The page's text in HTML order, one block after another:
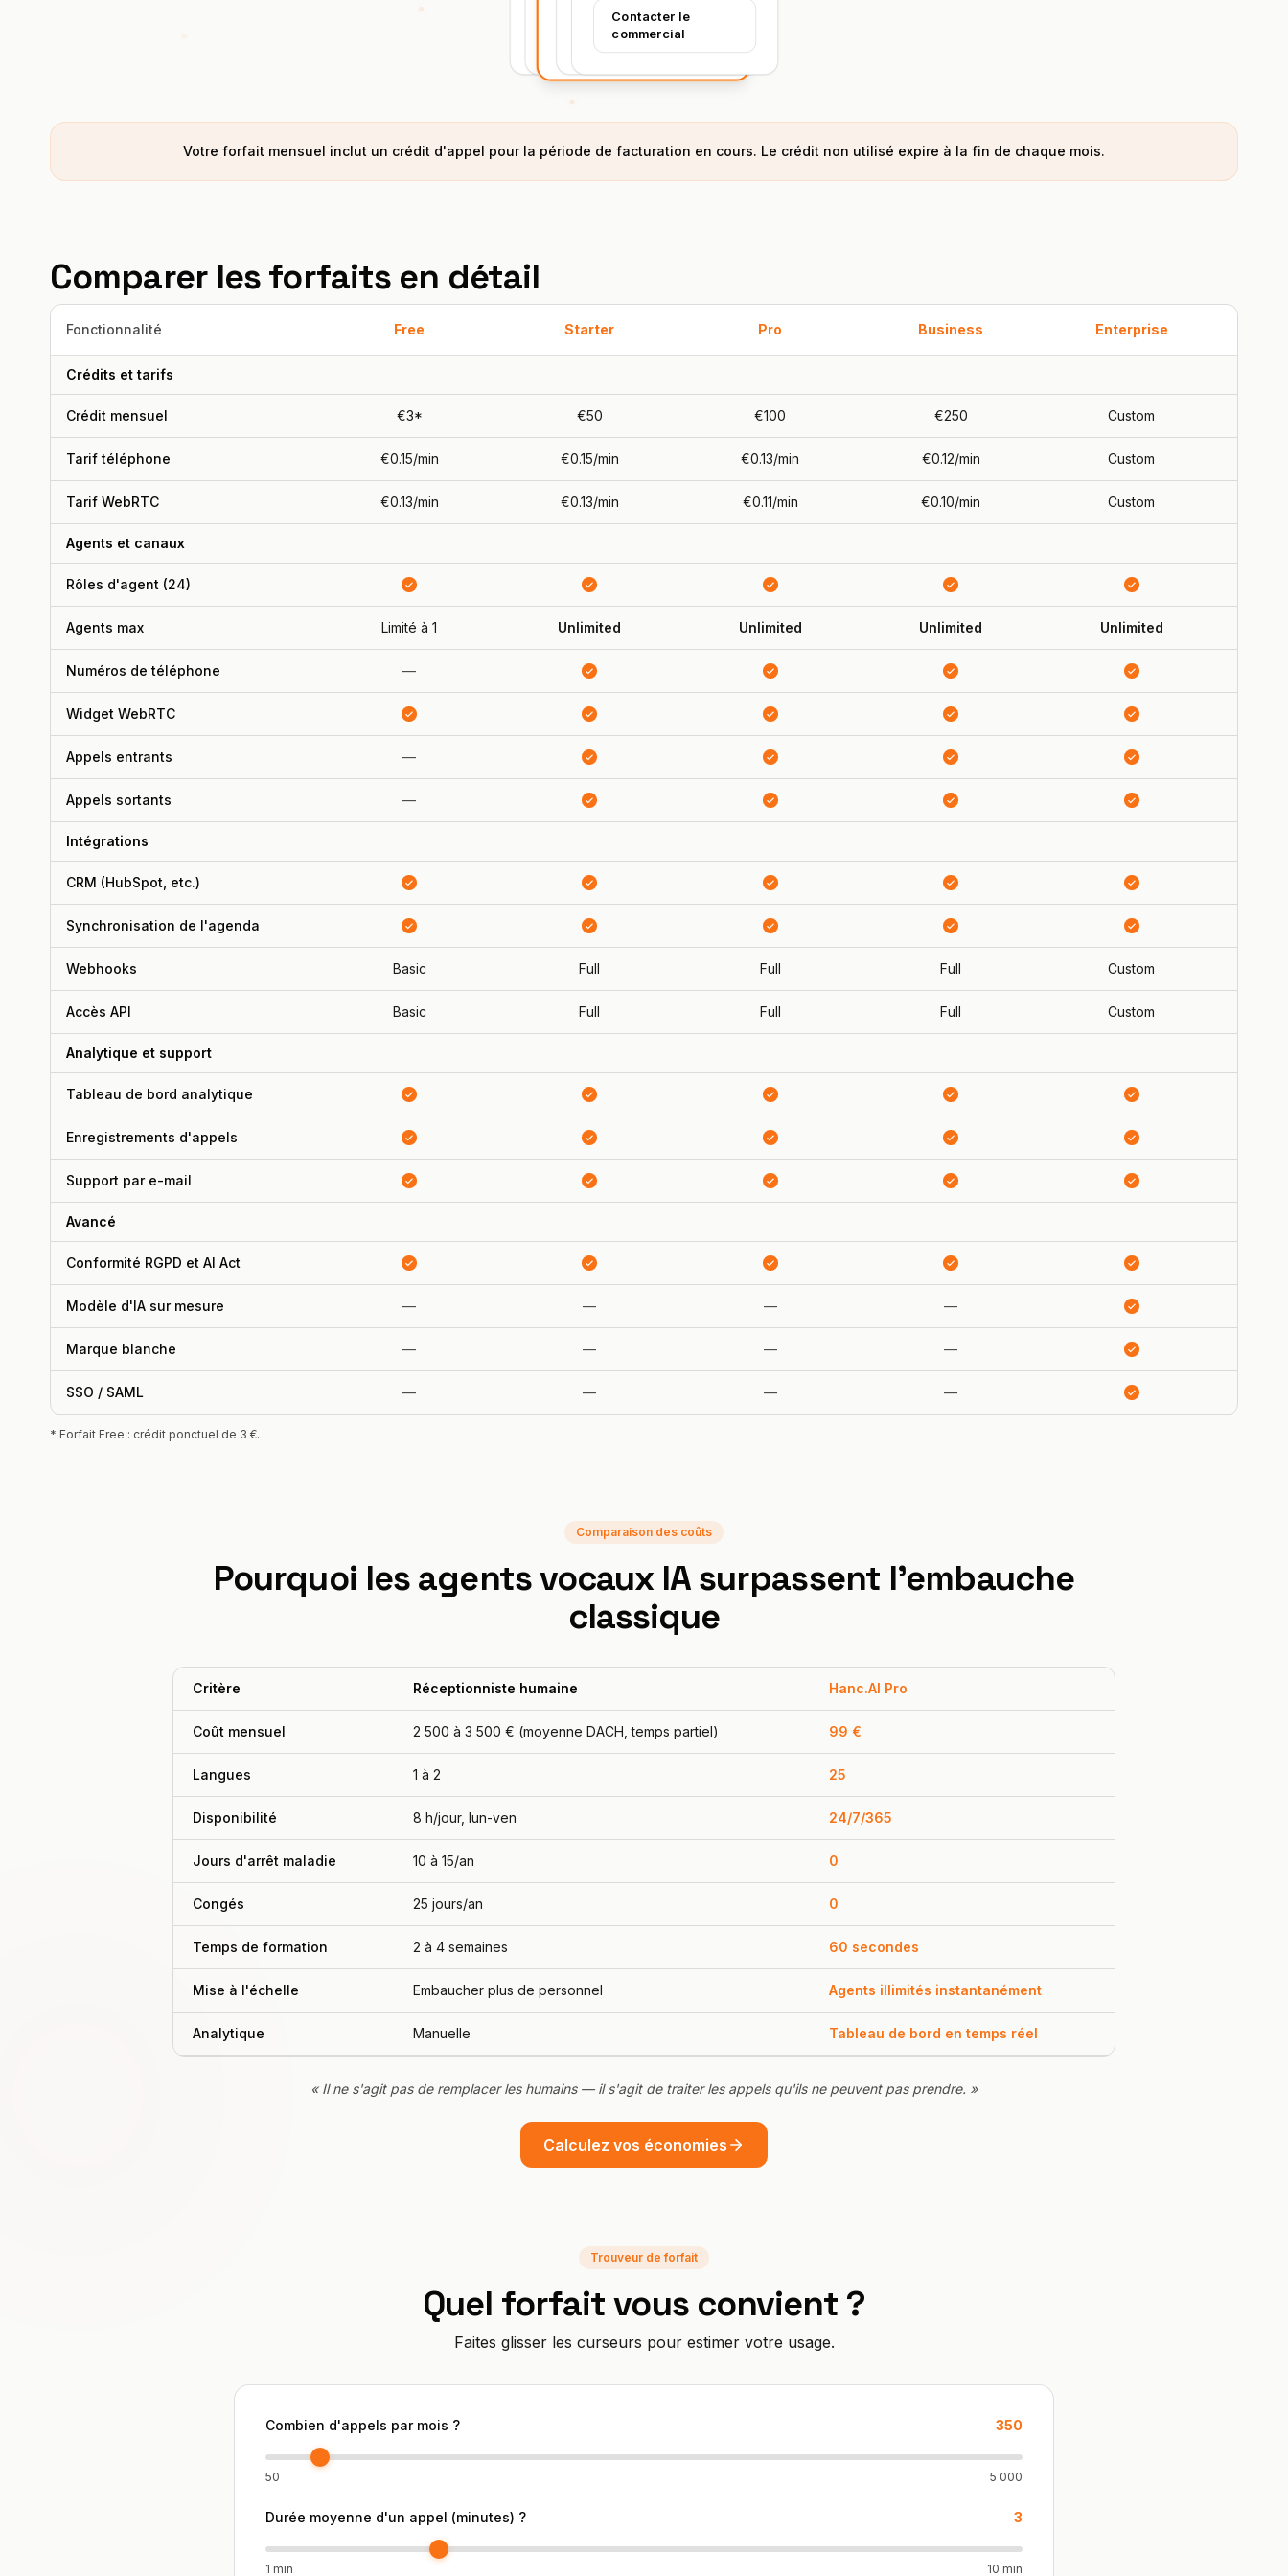
gratuitementDémarrer
Démarrer
Démarrer
Contacter le
commercial
Votre forfait mensuel inclut un crédit d'appel pour la période de facturation en cours. Le crédit non utilisé expire à la fin de chaque mois.
Comparer les forfaits en détail
Fonctionnalité Free Starter Pro Business Enterprise
Crédits et tarifs
Crédit mensuel €3* €50 €100 €250 Custom
Tarif téléphone €0.15/min €0.15/min €0.13/min €0.12/min Custom
Tarif WebRTC €0.13/min €0.13/min €0.11/min €0.10/min Custom
Agents et canaux
Rôles d'agent (24)
Agents max Limité à 1 Unlimited Unlimited Unlimited Unlimited
Numéros de téléphone —
Widget WebRTC
Appels entrants —
Appels sortants —
Intégrations
CRM (HubSpot, etc.)
Synchronisation de l'agenda
Webhooks Basic Full Full Full Custom
Accès API Basic Full Full Full Custom
Analytique et support
Tableau de bord analytique
Enregistrements d'appels
Support par e-mail
Avancé
Conformité RGPD et AI Act
Modèle d'IA sur mesure — — — —
Marque blanche — — — —
SSO / SAML — — — —
* Forfait Free : crédit ponctuel de 3 €.
Comparaison des coûts
Pourquoi les agents vocaux IA surpassent l'embauche
classique
Critère Réceptionniste humaine Hanc.AI Pro
Coût mensuel 2 500 à 3 500 € (moyenne DACH, temps partiel) 99 €
Langues 1 à 2 25
Disponibilité 8 h/jour, lun-ven 24/7/365
Jours d'arrêt maladie 10 à 15/an 0
Congés 25 jours/an 0
Temps de formation 2 à 4 semaines 60 secondes
Mise à l'échelle Embaucher plus de personnel Agents illimités instantanément
Analytique Manuelle Tableau de bord en temps réel
« Il ne s'agit pas de remplacer les humains — il s'agit de traiter les appels qu'ils ne peuvent pas prendre. »
Calculez vos économies
Trouveur de forfait
Quel forfait vous convient ?
Faites glisser les curseurs pour estimer votre usage.
Combien d'appels par mois ? 350
50 5 000
Durée moyenne d'un appel (minutes) ? 3
1 min 10 min